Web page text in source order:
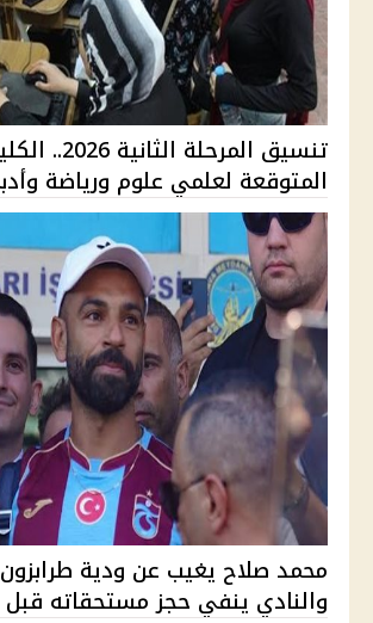
تنسيق المرحلة الثانية
المتوقعة لعلمي علوم ورياضة
محمد صلاح يغيب عن ودية
والنادي ينفي حجز مستحقاته قبل